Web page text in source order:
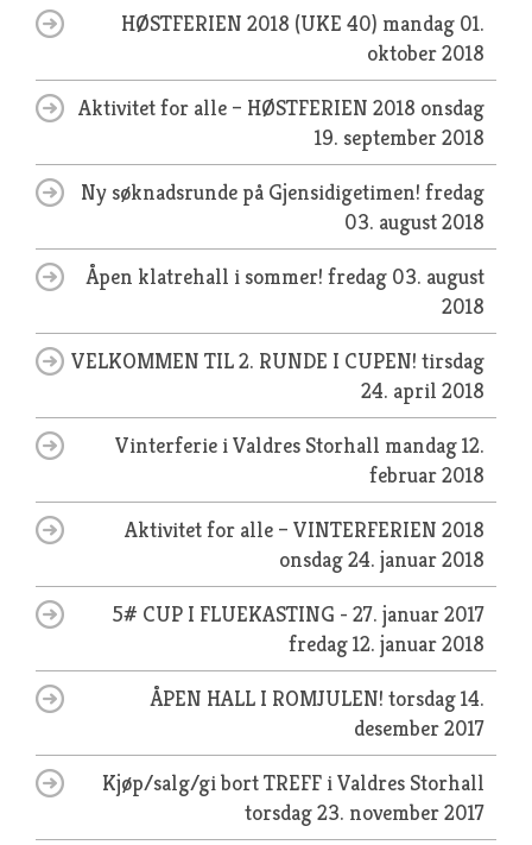
HØSTFERIEN 2018 (UKE 40) mandag 01.
oktober 2018
Aktivitet for alle – HØSTFERIEN 2018 onsdag
19. september 2018
Ny søknadsrunde på Gjensidigetimen! fredag
03. august 2018
Åpen klatrehall i sommer! fredag 03. august
2018
VELKOMMEN TIL 2. RUNDE I CUPEN! tirsdag
24. april 2018
Vinterferie i Valdres Storhall mandag 12.
februar 2018
Aktivitet for alle – VINTERFERIEN 2018
onsdag 24. januar 2018
5# CUP I FLUEKASTING - 27. januar 2017
fredag 12. januar 2018
ÅPEN HALL I ROMJULEN! torsdag 14.
desember 2017
Kjøp/salg/gi bort TREFF i Valdres Storhall
torsdag 23. november 2017